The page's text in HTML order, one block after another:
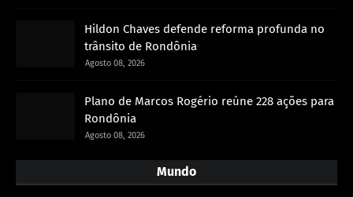
Hildon Chaves defende reforma profunda no
trânsito de Rondônia
Agosto 08, 2026
Plano de Marcos Rogério reúne 228 ações para
Rondônia
Agosto 08, 2026
Mundo